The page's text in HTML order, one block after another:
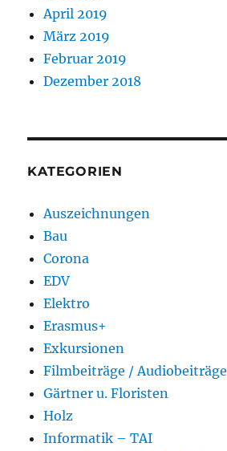
April 2019
März 2019
Februar 2019
Dezember 2018
KATEGORIEN
Auszeichnungen
Bau
Corona
EDV
Elektro
Erasmus+
Exkursionen
Filmbeiträge / Audiobeiträge
Gärtner u. Floristen
Holz
Informatik – TAI